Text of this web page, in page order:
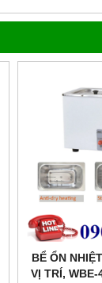
BỂ ỔN
VỊ TRÍ, WBE-